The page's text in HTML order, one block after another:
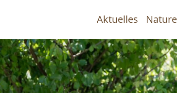
Aktuelles